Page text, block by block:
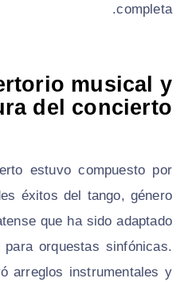
completa.
musical y
del concierto
estuvo compuesto por
éxitos del tango, género
que ha sido adaptado
orquestas sinfónicas.
arreglos instrumentales y